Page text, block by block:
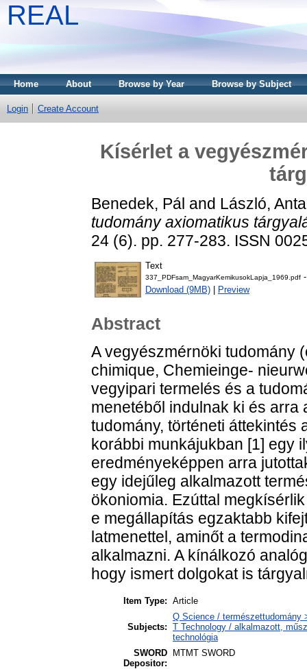
REAL
Home About Browse by Year Browse by Subject
Login Create Account
Kísérlet a
Benedek, Pál and László,
tudomány axiomatikus
24 (6). pp. 277-283. ISSN
Text
337_PDFsam_MagyarKemikusokLapja_1969.pdf
Download (9MB)
Preview
Abstract
A vegyészmérnöki tudomány
chimique, Chemieinge-
vegyipari termelés és a
menetéből indulnak ki és
tudomány, történeti áttekintés
korábbi munkájukban [1] egy
eredményeképpen arra
egy idejűleg alkalmazott
ökoniomia. Ezúttal
e megállapítás egzaktabb
latmenettel, aminőt a
alkalmazni. A kínálkozó
hogy ismert dolgokat is
Item Type: Article
Subjects:
Q Science / természettudomány
T Technology / alkalmazott,
technológia
SWORD
Depositor:
MTMT SWORD